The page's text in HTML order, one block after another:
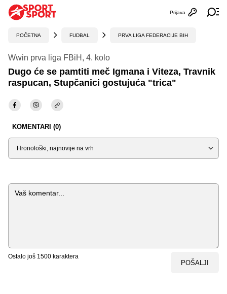
Otvori
Prijava
POČETNA FUDBAL PRVA LIGA FEDERACIJE BIH
Wwin prva liga FBiH, 4. kolo
Dugo će se pamtiti meč Igmana i Viteza, Travnik
raspucan, Stupčanici gostujuća "trica"
KOMENTARI (0)
Sortiraj
Komentar
Ostalo još 1500 karaktera
POŠALJI